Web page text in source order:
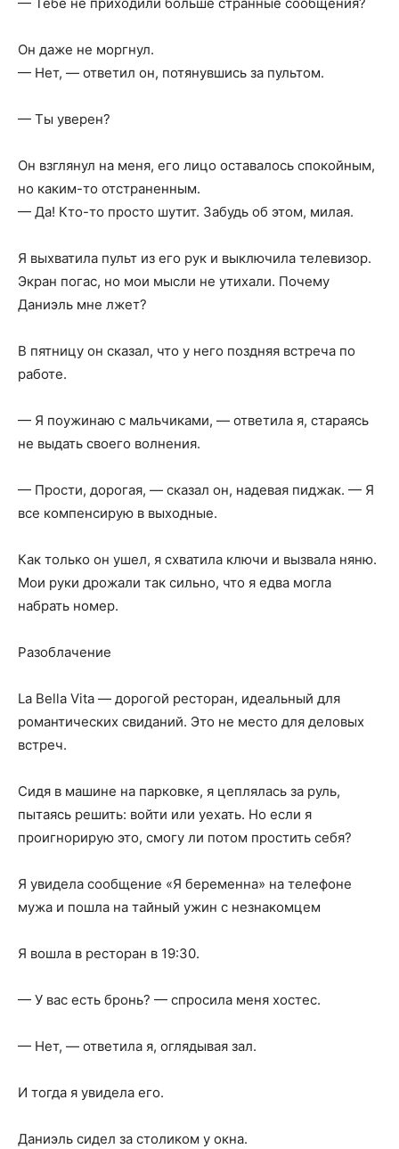
Он даже не моргнул.
— Нет, — ответил он, потянувшись за пультом.
— Ты уверен?
Он взглянул на меня, его лицо оставалось спокойным,
но каким-то отстраненным.
— Да! Кто-то просто шутит. Забудь об этом, милая.
Я выхватила пульт из его рук и выключила телевизор.
Экран погас, но мои мысли не утихали. Почему
Даниэль мне лжет?
В пятницу он сказал, что у него поздняя встреча по
работе.
— Я поужинаю с мальчиками, — ответила я, стараясь
не выдать своего волнения.
— Прости, дорогая, — сказал он, надевая пиджак. — Я
все компенсирую в выходные.
Как только он ушел, я схватила ключи и вызвала няню.
Мои руки дрожали так сильно, что я едва могла
набрать номер.
Разоблачение
La Bella Vita — дорогой ресторан, идеальный для
романтических свиданий. Это не место для деловых
встреч.
Сидя в машине на парковке, я цеплялась за руль,
пытаясь решить: войти или уехать. Но если я
проигнорирую это, смогу ли потом простить себя?
Я увидела сообщение «Я беременна» на телефоне
мужа и пошла на тайный ужин с незнакомцем
Я вошла в ресторан в 19:30.
— У вас есть бронь? — спросила меня хостес.
— Нет, — ответила я, оглядывая зал.
И тогда я увидела его.
Даниэль сидел за столиком у окна.